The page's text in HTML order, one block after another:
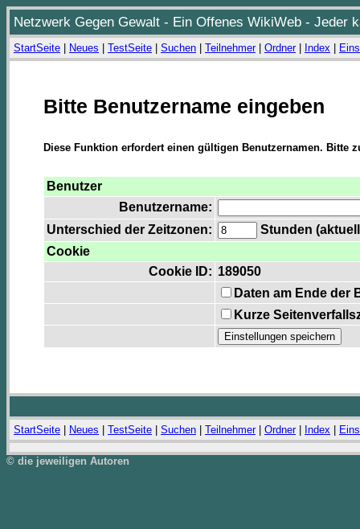
Netzwerk Gegen Gewalt - Ein Offenes WikiWeb - Jeder
StartSeite Neues TestSeite Suchen Teilnehmer| Ordner| Index
Bitte Benutzername eingeben
Diese Funktion erfordert einen gültigen Benutzernamen. Bitte
Benutzer
Benutzername:
Unterschied der Zeitzonen:
Stunden
Cookie
Cookie ID: 189050
Daten am Ende der
Kurze
StartSeite Neues TestSeite Suchen Teilnehmer| Ordner| Index
© die jeweiligen Autoren